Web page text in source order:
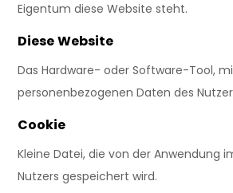
Eigentum diese Website steht.
Diese Website
Das Hardware- oder Software-Tool,
personenbezogenen Daten des
Cookie
Kleine Datei, die von der Anwendung
Nutzers gespeichert wird.